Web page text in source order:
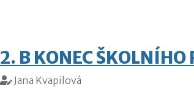
2. B KONEC ŠKOLNÍHO
Jana Kvapilová